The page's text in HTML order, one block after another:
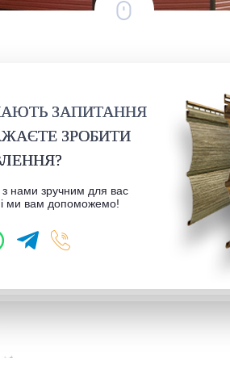
ЗАПИТАННЯ
ЗРОБИТИ
з нами зручним для вас
ми вам допоможемо!